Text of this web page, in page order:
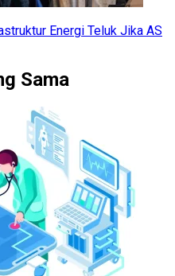
Energi Teluk Jika AS
Sama